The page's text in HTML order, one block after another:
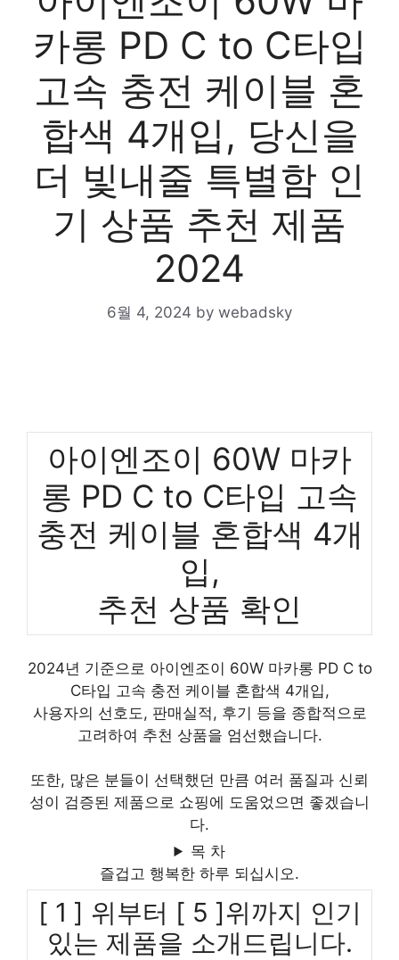
카롱 PD C to C타입
고속 충전 케이블 혼
합색 4개입, 당신을
더 빛내줄 특별함 인
기 상품 추천 제품
2024
6월 4, 2024 by webadsky
아이엔조이 60W 마카
롱 PD C to C타입 고속
충전 케이블 혼합색 4개
입,
추천 상품 확인
2024년 기준으로 아이엔조이 60W 마카롱 PD C to
C타입 고속 충전 케이블 혼합색 4개입,
사용자의 선호도, 판매실적, 후기 등을 종합적으로
고려하여 추천 상품을 엄선했습니다.
또한, 많은 분들이 선택했던 만큼 여러 품질과 신뢰
성이 검증된 제품으로 쇼핑에 도움었으면 좋겠습니
다.
목 차
즐겁고 행복한 하루 되십시오.
[ 1 ] 위부터 [ 5 ]위까지 인기
있는 제품을 소개드립니다.